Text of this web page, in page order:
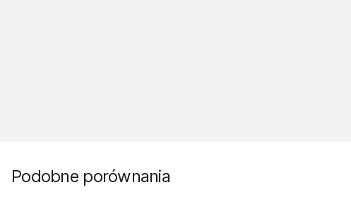
Podobne porównania